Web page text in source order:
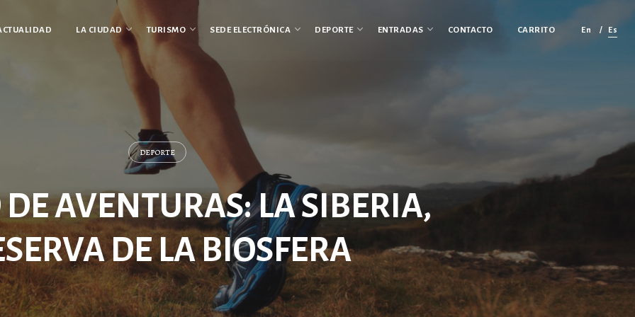
LA CIUDAD TURISMO SEDE ELECTRÓNICA DEPORTE ENTRADAS CONTACTO CARRITO En Es
DEPORTE
AVENTURAS: LA SIBERIA,
DE LA BIOSFERA